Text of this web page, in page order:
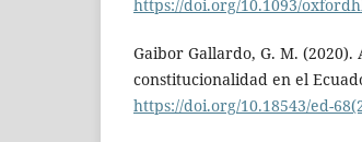
https://doi.org/10.1093/
Gaibor Gallardo, G. M.
constitucionalidad en el
https://doi.org/10.18543/ed-